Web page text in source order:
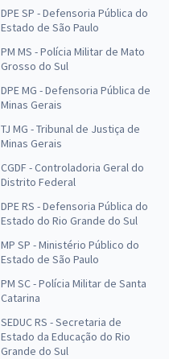
DPE SP - Defensoria Pública do
Estado de São Paulo
PM MS - Polícia Militar de Mato
Grosso do Sul
DPE MG - Defensoria Pública de
Minas Gerais
TJ MG - Tribunal de Justiça de
Minas Gerais
CGDF - Controladoria Geral do
Distrito Federal
DPE RS - Defensoria Pública do
Estado do Rio Grande do Sul
MP SP - Ministério Público do
Estado de São Paulo
PM SC - Polícia Militar de Santa
Catarina
SEDUC RS - Secretaria de
Estado da Educação do Rio
Grande do Sul